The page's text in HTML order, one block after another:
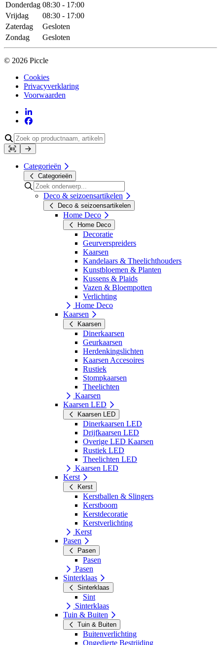
Donderdag 08:30 - 17:00
Vrijdag
08:30 - 17:00
Zaterdag
Gesloten
Zondag
Gesloten
© 2026 Piccle
Cookies
Privacyverklaring
Voorwaarden
Categorieën
Categorieën
Deco & seizoensartikelen
Deco & seizoensartikelen
Home Deco
Home Deco
Decoratie
Geurverspreiders
Kaarsen
Kandelaars & Theelichthouders
Kunstbloemen & Planten
Kussens & Plaids
Vazen & Bloempotten
Verlichting
Home Deco
Kaarsen
Kaarsen
Dinerkaarsen
Geurkaarsen
Herdenkingslichten
Kaarsen Accesoires
Rustiek
Stompkaarsen
Theelichten
Kaarsen
Kaarsen LED
Kaarsen LED
Dinerkaarsen LED
Drijfkaarsen LED
Overige LED Kaarsen
Rustiek LED
Theelichten LED
Kaarsen LED
Kerst
Kerst
Kerstballen & Slingers
Kerstboom
Kerstdecoratie
Kerstverlichting
Kerst
Pasen
Pasen
Pasen
Pasen
Sinterklaas
Sinterklaas
Sint
Sinterklaas
Tuin & Buiten
Tuin & Buiten
Buitenverlichting
Ongedierte Bestrijding